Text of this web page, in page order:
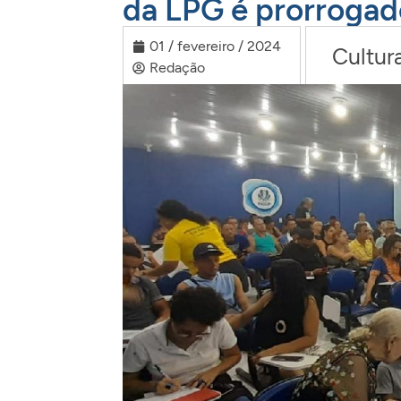
da LPG é
01 / fevereiro / 2024
Redação